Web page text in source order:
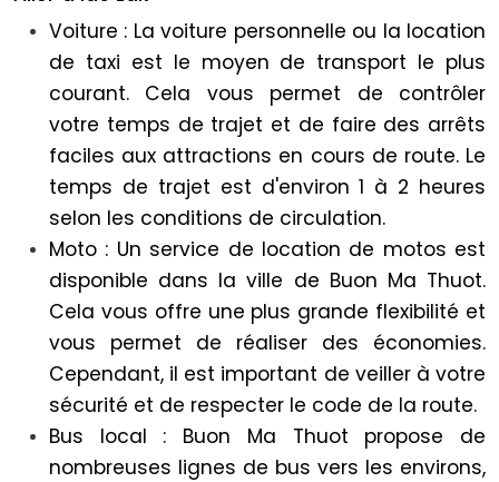
Voiture : La voiture personnelle ou la location
de taxi est le moyen de transport le plus
courant. Cela vous permet de contrôler
votre temps de trajet et de faire des arrêts
faciles aux attractions en cours de route. Le
temps de trajet est d'environ 1 à 2 heures
selon les conditions de circulation.
Moto : Un service de location de motos est
disponible dans la ville de Buon Ma Thuot.
Cela vous offre une plus grande flexibilité et
vous permet de réaliser des économies.
Cependant, il est important de veiller à votre
sécurité et de respecter le code de la route.
Bus local : Buon Ma Thuot propose de
nombreuses lignes de bus vers les environs,